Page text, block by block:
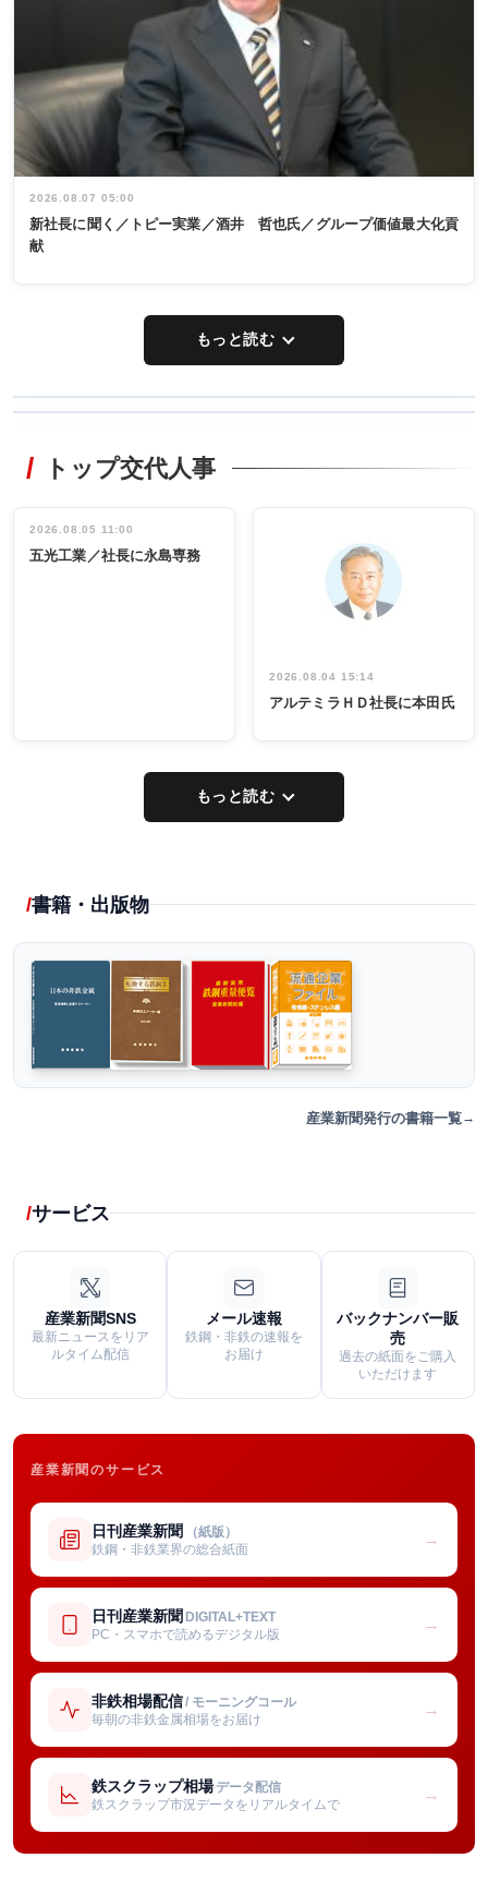
2026.08.07 05:00
新社長に聞く／トピー実業／酒井 哲也氏／グループ価値最大化貢
献
もっと読む
非鉄業界で
インタビュ
ー／社内ア
タックトレー
祝う 業界関
係者ら220人
出席
トップ交代人事
2026.08.05 11:00
五光工業／社長に永島専務
2026.08.04 15:14
アルテミラＨＤ社長に本田氏
もっと読む
書籍・出版物
産業新聞発行の書籍一覧
サービス
産業新聞SNS
最新ニュースをリア
ルタイム配信
メール速報
鉄鋼・非鉄の速報を
お届け
バックナンバー販
売
過去の紙面をご購入
いただけます
産業新聞のサービス
日刊産業新聞 （紙版）
鉄鋼・非鉄業界の総合紙面
→
日刊産業新聞 DIGITAL+TEXT
PC・スマホで読めるデジタル版
→
非鉄相場配信/ モーニングコール
毎朝の非鉄金属相場をお届け
→
鉄スクラップ相場 データ配信
鉄スクラップ市況データをリアルタイムで
→